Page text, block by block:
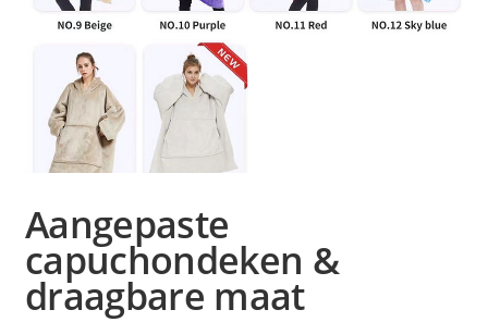
Aangepaste
capuchondeken &
draagbare maat